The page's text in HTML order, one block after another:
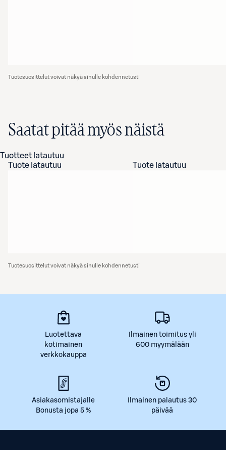
Tuotesuosittelut voivat näkyä sinulle kohdennetusti
Saatat pitää myös näistä
Tuotteet latautuu
Tuote latautuu
Tuote latautuu
Tuotesuosittelut voivat näkyä sinulle kohdennetusti
Luotettava
kotimainen
verkkokauppa
Ilmainen toimitus yli
600 myymälään
Asiakasomistajalle
Bonusta jopa 5 %
Ilmainen palautus 30
päivää